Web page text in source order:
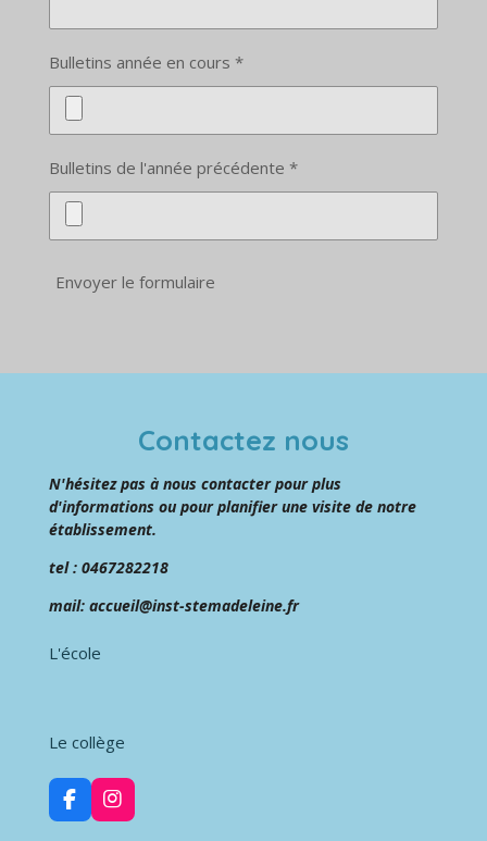
Bulletins année en cours *
Bulletins de l'année précédente *
Envoyer le formulaire
Contactez nous
N'hésitez pas à nous contacter pour plus
d'informations ou pour planifier une visite de notre
établissement.
tel : 0467282218
mail: accueil@inst-stemadeleine.fr
L'école
Le collège
F
a
I
n